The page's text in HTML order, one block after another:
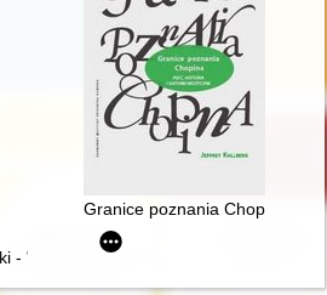
Granice poznania Chopina.
- "opolanin z wyboru" o Fryderyku